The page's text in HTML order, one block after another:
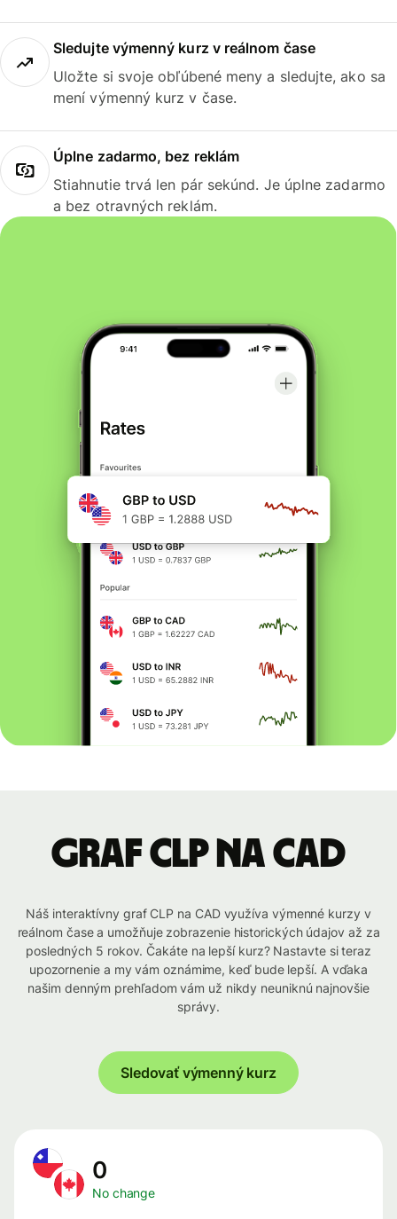
Sledujte výmenný kurz v reálnom čase
Uložte si svoje obľúbené meny a sledujte, ako sa
mení výmenný kurz v čase.
Úplne zadarmo, bez reklám
Stiahnutie trvá len pár sekúnd. Je úplne zadarmo
a bez otravných reklám.
graf CLP na CAD
Náš interaktívny graf CLP na CAD využíva výmenné kurzy v
reálnom čase a umožňuje zobrazenie historických údajov až za
posledných 5 rokov. Čakáte na lepší kurz? Nastavte si teraz
upozornenie a my vám oznámime, keď bude lepší. A vďaka
našim denným prehľadom vám už nikdy neuniknú najnovšie
správy.
Sledovať výmenný kurz
0
No change